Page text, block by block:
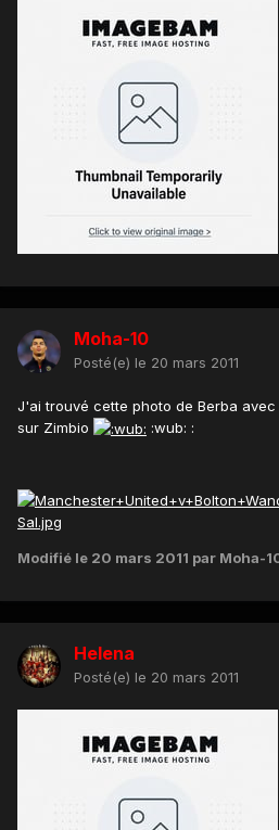
Moha-10
Posté(e) le 20 mars 2011
J'ai trouvé cette photo de Berba
sur Zimbio
:wub: :
Modifié le 20 mars 2011 par Moha-
Helena
Posté(e) le 20 mars 2011